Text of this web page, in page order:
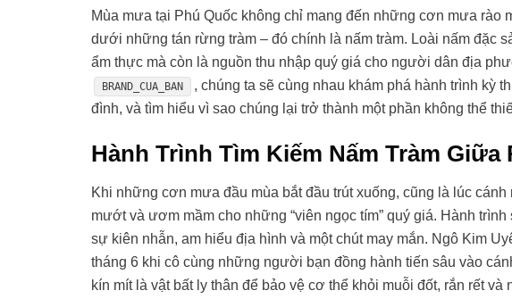
Mùa mưa tại Phú Quốc không chỉ mang đến những cơn mưa rào
dưới những tán rừng tràm – đó chính là nấm tràm. Loài nấm đặc
ẩm thực mà còn là nguồn thu nhập quý giá cho người dân địa
BRAND_CUA_BAN
, chúng ta sẽ cùng nhau khám phá hành trình kỳ
đình, và tìm hiểu vì sao chúng lại trở thành một phần không thể
Hành Trình Tìm Kiếm Nấm Tràm Giữa
Khi những cơn mưa đầu mùa bắt đầu trút xuống, cũng là lúc
mướt và ươm mầm cho những “viên ngọc tím” quý giá. Hành
sự kiên nhẫn, am hiểu địa hình và một chút may mắn. Ngô Kim
tháng 6 khi cô cùng những người bạn đồng hành tiến sâu vào
kín mít là vật bất ly thân để bảo vệ cơ thể khỏi muỗi đốt, rắn rết